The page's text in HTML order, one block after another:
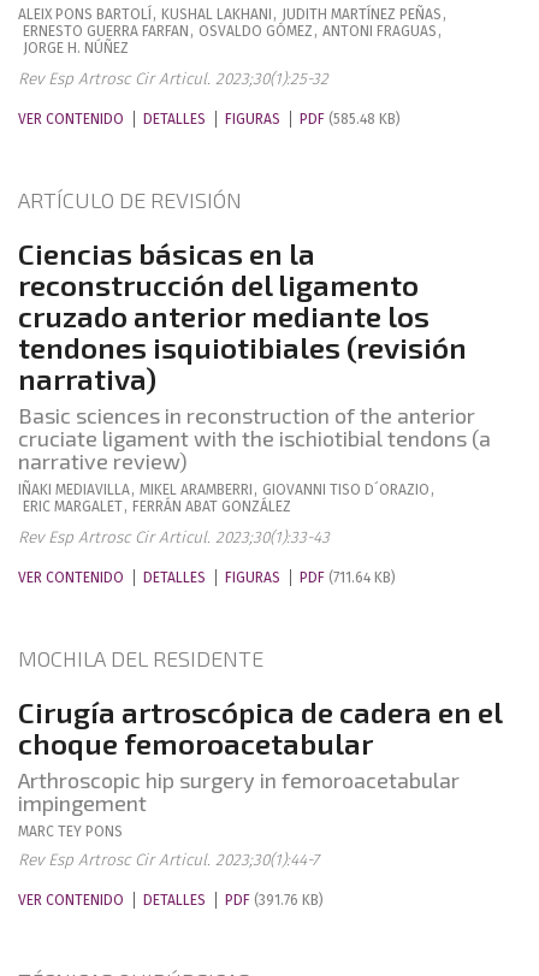
ALEIX PONS BARTOLÍ , KUSHAL LAKHANI , JUDITH MARTÍNEZ PEÑAS ,
ERNESTO GUERRA FARFAN , OSVALDO GÓMEZ , ANTONI FRAGUAS ,
JORGE H. NÚÑEZ
Rev Esp Artrosc Cir Articul. 2023;30(1):25-32
VER CONTENIDO DETALLES FIGURAS PDF (585.48 KB)
ARTÍCULO DE REVISIÓN
Ciencias básicas en la
reconstrucción del ligamento
cruzado anterior mediante los
tendones isquiotibiales (revisión
narrativa)
Basic sciences in reconstruction of the anterior
cruciate ligament with the ischiotibial tendons (a
narrative review)
IÑAKI MEDIAVILLA, MIKEL ARAMBERRI , GIOVANNI TISO D´ORAZIO ,
ERIC MARGALET, FERRÁN ABAT GONZÁLEZ
Rev Esp Artrosc Cir Articul. 2023;30(1):33-43
VER CONTENIDO DETALLES FIGURAS PDF (711.64 KB)
MOCHILA DEL RESIDENTE
Cirugía artroscópica de cadera en el
choque femoroacetabular
Arthroscopic hip surgery in femoroacetabular
impingement
MARC TEY PONS
Rev Esp Artrosc Cir Articul. 2023;30(1):44-7
VER CONTENIDO DETALLES PDF (391.76 KB)